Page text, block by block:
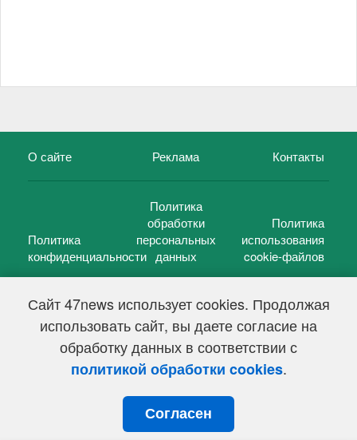
Сайт 47news использует cookies. Продолжая
использовать сайт, вы даете согласие на
обработку данных в соответствии с
политикой обработки cookies.
Согласен
О сайте Реклама Контакты
Политика
конфиденциальности
Политика
обработки
персональных
данных
Политика
использования
cookie-файлов
47 новостей (47 news)2005 — 2026 г.
Свидетельство о регистрации СМИ Эл № ФС 77-39848, выдано
Федеральной службой по надзору в сфере связи,
информационных технологий и массовых коммуникаций